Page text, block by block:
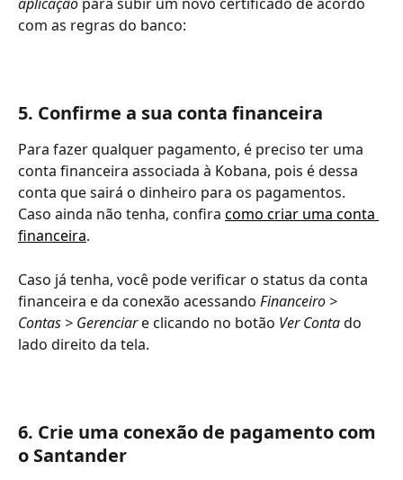
com as regras do banco:
5. Confirme a sua conta financeira
Para fazer qualquer pagamento, é preciso ter uma
conta financeira associada à Kobana, pois é dessa
conta que sairá o dinheiro para os pagamentos.
Caso ainda não tenha, confira como criar uma conta
financeira.
Caso já tenha, você pode verificar o status da conta
financeira e da conexão acessando Financeiro >
Contas > Gerenciar e clicando no botão Ver Conta do
lado direito da tela.
6. Crie uma conexão de pagamento com
o Santander